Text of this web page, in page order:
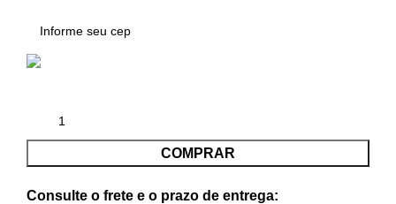
COMPRAR
Consulte o frete e o prazo de entrega: